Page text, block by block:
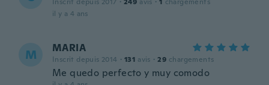
il y a 4 ans
M MARIA
Inscrit depuis 2014 · 131 avis · 29 chargements
Me quedo perfecto y muy comodo